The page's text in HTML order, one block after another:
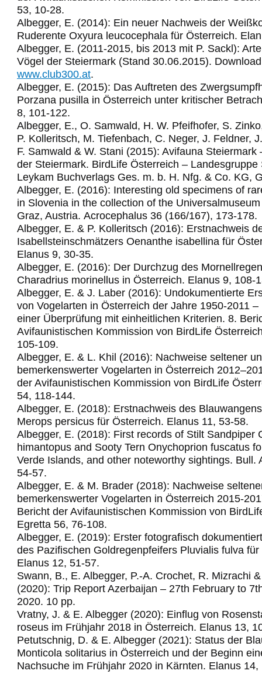
53, 10-28.
Albegger, E. (2014): Ein neuer Nachweis der
Ruderente Oxyura leucocephala für Österreich.
Albegger, E. (2011-2015, bis 2013 mit P. Sackl):
Vögel der Steiermark (Stand 30.06.2015).
www.club300.at.
Albegger, E. (2015): Das Auftreten des
Porzana pusilla in Österreich unter kritischer
8, 101-122.
Albegger, E., O. Samwald, H. W. Pfeifhofer, S.
P. Kolleritsch, M. Tiefenbach, C. Neger, J. Feldner,
F. Samwald & W. Stani (2015): Avifauna Steiermark
der Steiermark. BirdLife Österreich – Landesgruppe
Leykam Buchverlags Ges. m. b. H. Nfg. & Co. KG,
Albegger, E. (2016): Interesting old specimens of
in Slovenia in the collection of the
Graz, Austria. Acrocephalus 36 (166/167), 173-178.
Albegger, E. & P. Kolleritsch (2016): Erstnachweis
Isabellsteinschmätzers Oenanthe isabellina für
Elanus 9, 30-35.
Albegger, E. (2016): Der Durchzug des
Charadrius morinellus in Österreich. Elanus 9, 108-
Albegger, E. & J. Laber (2016): Undokumentierte
von Vogelarten in Österreich der Jahre 1950-2011 –
einer Überprüfung mit einheitlichen Kriterien. 8.
Avifaunistischen Kommission von BirdLife
105-109.
Albegger, E. & L. Khil (2016): Nachweise seltener
bemerkenswerter Vogelarten in Österreich
der Avifaunistischen Kommission von BirdLife
54, 118-144.
Albegger, E. (2018): Erstnachweis des
Merops persicus für Österreich. Elanus 11, 53-58.
Albegger, E. (2018): First records of Stilt Sandpiper
himantopus and Sooty Tern Onychoprion fuscatus
Verde Islands, and other noteworthy sightings. Bull.
54-57.
Albegger, E. & M. Brader (2018): Nachweise
bemerkenswerter Vogelarten in Österreich 2015-
Bericht der Avifaunistischen Kommission von
Egretta 56, 76-108.
Albegger, E. (2019): Erster fotografisch
des Pazifischen Goldregenpfeifers Pluvialis fulva
Elanus 12, 51-57.
Swann, B., E. Albegger, P.-A. Crochet, R. Mizrachi
(2020): Trip Report Azerbaijan – 27th February to
2020. 10 pp.
Vratny, J. & E. Albegger (2020): Einflug von
roseus im Frühjahr 2018 in Österreich. Elanus 13,
Petutschnig, D. & E. Albegger (2021): Status der
Monticola solitarius in Österreich und der Beginn
Nachsuche im Frühjahr 2020 in Kärnten. Elanus 14,